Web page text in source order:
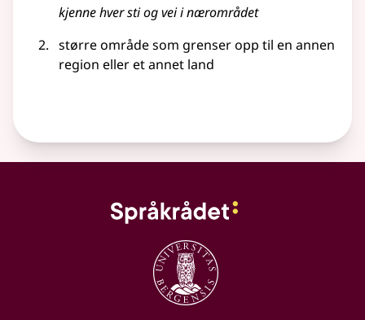
kjenne hver sti og vei i nærområdet
større område som grenser opp til en annen
region eller et annet land